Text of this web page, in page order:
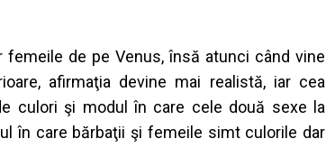
femeile de pe Venus,însă atunci când vine
, afirmaţia devine mai realistă, iar cea
culori şi modulîn care cele două sexe la
în care bărbaţii şi femeile simt culorile dar